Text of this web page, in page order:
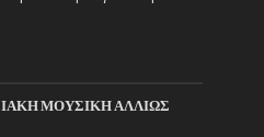
ΜΟΥΣΙΚΗ ΑΛΛΙΩΣ